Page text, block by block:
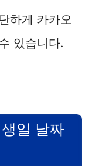
하게 카카오
있습니다.
일 날짜